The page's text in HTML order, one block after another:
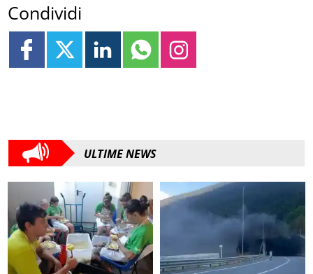
Condividi
ULTIME NEWS